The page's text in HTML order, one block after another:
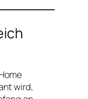
wird,